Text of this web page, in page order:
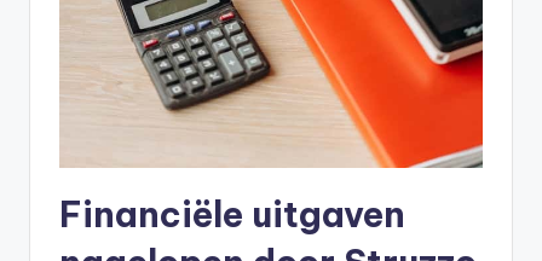
Financiële uitgaven